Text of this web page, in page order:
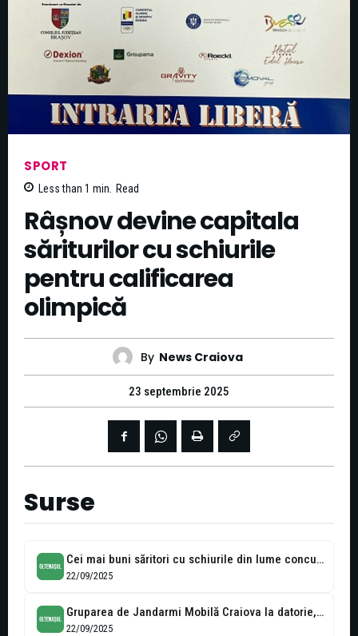
SPORT
Less than 1 min. Read
Râșnov devine capitala
săriturilor cu schiurile
pentru calificarea
olimpică
By News Craiova
23 septembrie 2025
Surse
Cei mai buni săritori cu schiurile din lume concurează la Râșnov pentru...
22/09/2025
Gruparea de Jandarmi Mobilă Craiova la datorie, măsuri de ordine publică la...
22/09/2025